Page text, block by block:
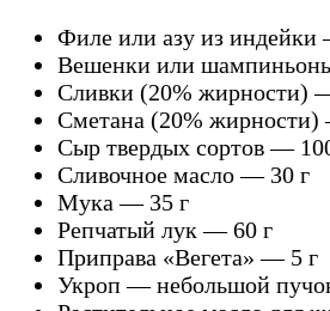
Филе или азу из индейки
Вешенки или
Сливки (20% жирности)
Сметана (20% жирности)
Сыр твердых сортов —
Сливочное масло — 30 г
Мука — 35 г
Репчатый лук — 60 г
Приправа «Вегета» — 5 г
Укроп — небольшой